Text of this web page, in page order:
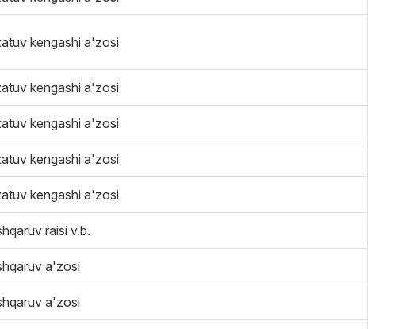
kengashi a'zosi
kengashi a'zosi
kengashi a'zosi
kengashi a'zosi
kengashi a'zosi
raisi v.b.
a'zosi
a'zosi